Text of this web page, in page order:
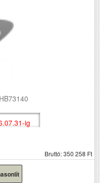
ig
Bruttó: 350 258 Ft